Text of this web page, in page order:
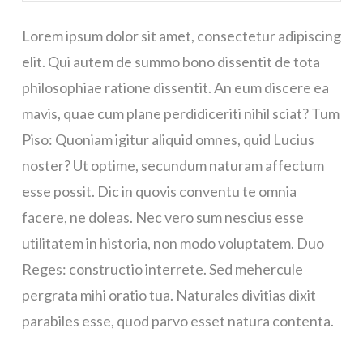
Lorem ipsum dolor sit amet, consectetur adipiscing
elit. Qui autem de summo bono dissentit de tota
philosophiae ratione dissentit. An eum discere ea
mavis, quae cum plane perdidiceriti nihil sciat? Tum
Piso: Quoniam igitur aliquid omnes, quid Lucius
noster? Ut optime, secundum naturam affectum
esse possit. Dic in quovis conventu te omnia
facere, ne doleas. Nec vero sum nescius esse
utilitatem in historia, non modo voluptatem. Duo
Reges: constructio interrete. Sed mehercule
pergrata mihi oratio tua. Naturales divitias dixit
parabiles esse, quod parvo esset natura contenta.